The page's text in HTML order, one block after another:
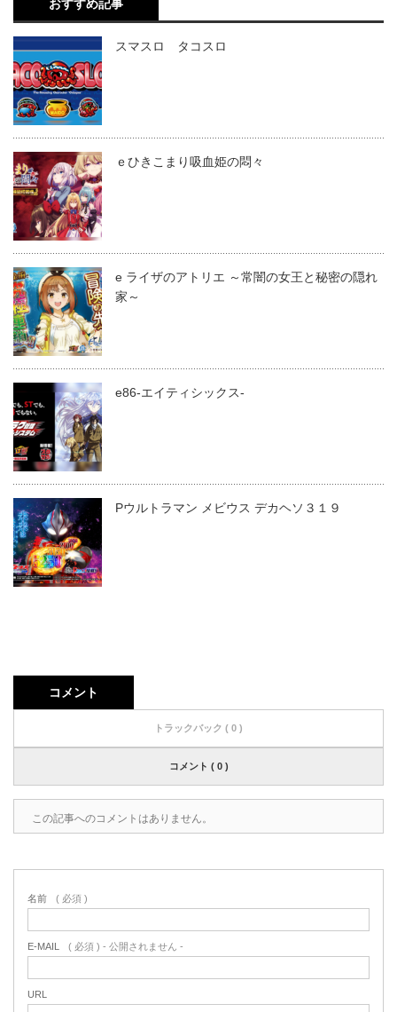
おすすめ記事
スマスロ タコスロ
ｅひきこまり吸血姫の悶々
e ライザのアトリエ ～常闇の女王と秘密の隠れ
家～
e86-エイティシックス-
Pウルトラマン メビウス デカヘソ３１９
コメント
トラックバック ( 0 )
コメント ( 0 )
この記事へのコメントはありません。
名前 ( 必須 )
E-MAIL ( 必須 ) - 公開されません -
URL